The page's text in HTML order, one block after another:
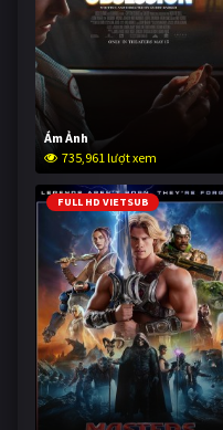
Ám Ảnh
735,961 lượt xem
FULL HD VIETSUB